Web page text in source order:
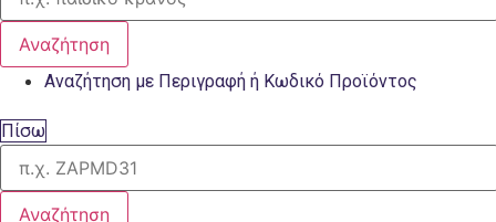
Αναζήτηση
Αναζήτηση με Περιγραφή ή Κωδικό Προϊόντος
Πίσω
Αναζήτηση